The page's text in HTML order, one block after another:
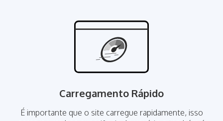
Carregamento Rápido
É importante que o site carregue rapidamente, isso